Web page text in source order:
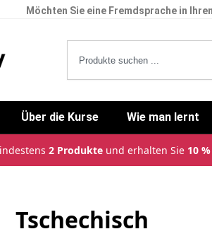
Möchten Sie eine Fremdsprache in
Über die Kurse Wie man lernt
2 Produkte und erhalten Sie 10
Tschechisch